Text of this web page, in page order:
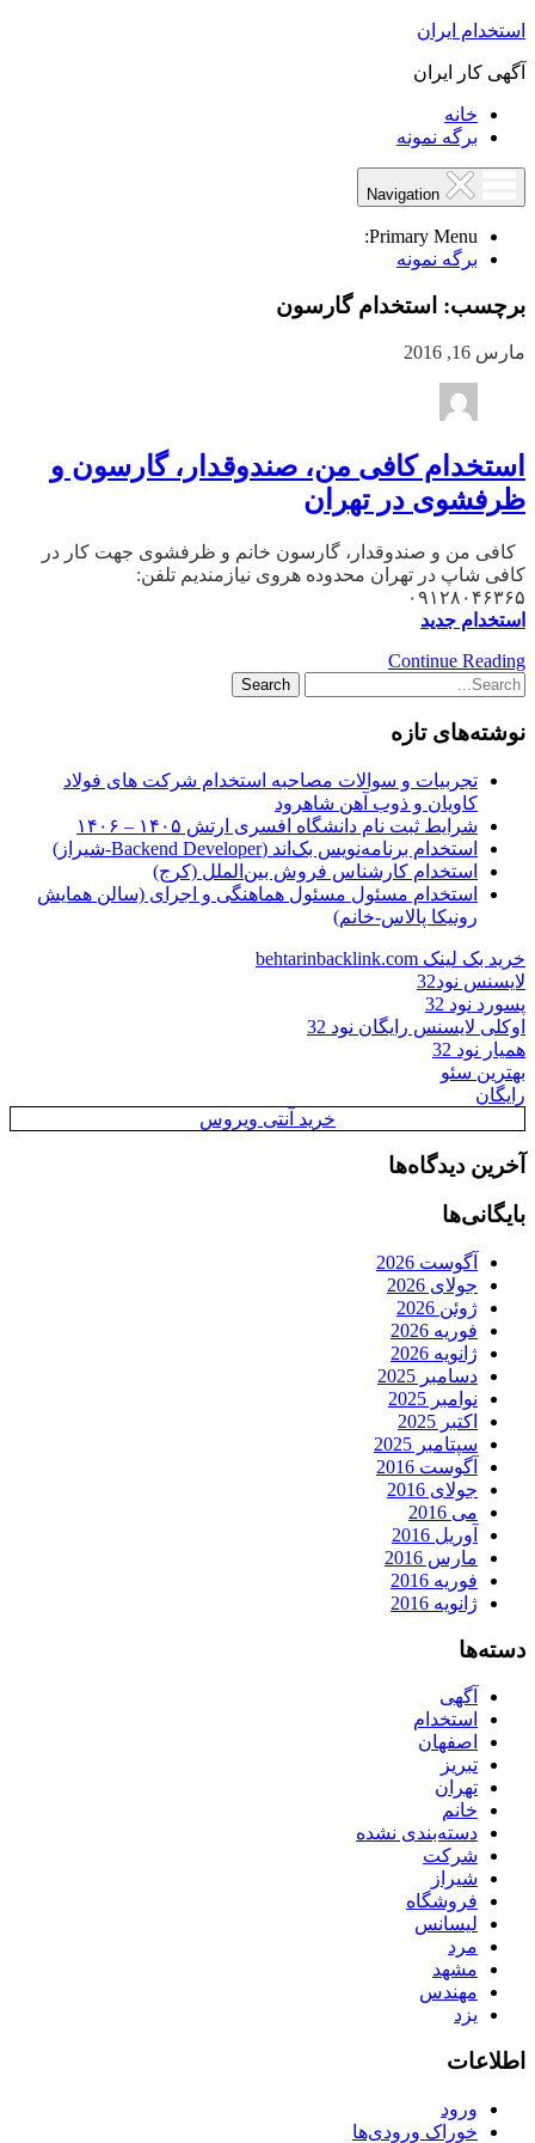
استخدام ایران
آگهی کار ایران
خانه
برگه نمونه
Primary Menu:
برگه نمونه
برچسب: استخدام گارسون
مارس 16, 2016
استخدام کافی من، صندوقدار، گارسون و
ظرفشوی در تهران
کافی من و صندوقدار، گارسون خانم و ظرفشوی جهت کار در
کافی شاپ در تهران محدوده هروی نیازمندیم تلفن:
۰۹۱۲۸۰۴۶۳۶۵
استخدام جدید
Continue Reading
نوشته‌های تازه
تجربیات و سوالات مصاحبه استخدام شرکت های فولاد
کاویان و ذوب آهن شاهرود
شرایط ثبت نام دانشگاه افسری ارتش ۱۴۰۵ – ۱۴۰۶
استخدام برنامه‌نویس بک‌اند (Backend Developer-شیراز)
استخدام کارشناس فروش بین‌الملل (کرج)
استخدام مسئول مسئول هماهنگی و اجرای (سالن همایش
رونیکا پالاس-خانم)
خرید بک لینک behtarinbacklink.com
لایسنس نود32
پسورد نود 32
اوکلی لایسنس رایگان نود 32
همیار نود 32
بهترین سئو
رایگان
خرید آنتی ویروس
آخرین دیدگاه‌ها
بایگانی‌ها
آگوست 2026
جولای 2026
ژوئن 2026
فوریه 2026
ژانویه 2026
دسامبر 2025
نوامبر 2025
اکتبر 2025
سپتامبر 2025
آگوست 2016
جولای 2016
می 2016
آوریل 2016
مارس 2016
فوریه 2016
ژانویه 2016
دسته‌ها
آگهی
استخدام
اصفهان
تبریز
تهران
خانم
دسته‌بندی نشده
شرکت
شیراز
فروشگاه
لیسانس
مرد
مشهد
مهندس
یزد
اطلاعات
ورود
خوراک ورودی‌ها